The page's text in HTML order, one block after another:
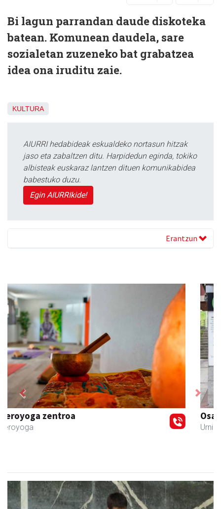
Bi lagun parrandan daude diskoteka
batean. Komunean daudela, sare
sozialetan zuzeneko bat grabatzea
idea ona iruditu zaie.
KULTURA
AIURRI hedabideak eskualdeko nortasun hitzak
jaso eta zabaltzen ditu. Harpidedun eginda, tokiko
albisteak euskaraz lantzen dituen komunikabidea
babestuko duzu.
Egin AIURRIkide!
Erantzun
Osane belar eta eko denda
Urnieta
Previous Next